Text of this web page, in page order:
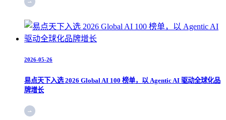
2026-05-26
易点天下入选 2026 Global AI 100 榜单，以 Agentic AI 驱动全球化品
牌增长